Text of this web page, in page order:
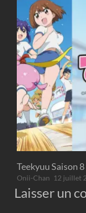
Teekyuu Saison 8
Onii-Chan 12 juillet
Laisser un